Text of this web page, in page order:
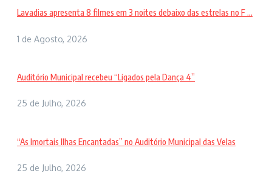
Lavadias apresenta 8 filmes em 3 noites debaixo das estrelas no F ...
1 de Agosto, 2026
Auditório Municipal recebeu “Ligados pela Dança 4”
25 de Julho, 2026
“As Imortais Ilhas Encantadas” no Auditório Municipal das Velas
25 de Julho, 2026